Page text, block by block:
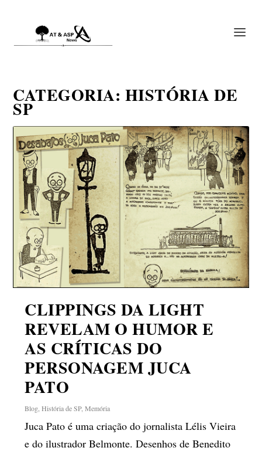
CATEGORIA: HISTÓRIA DE
SP
CLIPPINGS DA LIGHT
REVELAM O HUMOR E
AS CRÍTICAS DO
PERSONAGEM JUCA
PATO
Blog ,História de SP,Memória
Juca Pato é uma criação do jornalista Lélis Vieira
e do ilustrador Belmonte. Desenhos de Benedito